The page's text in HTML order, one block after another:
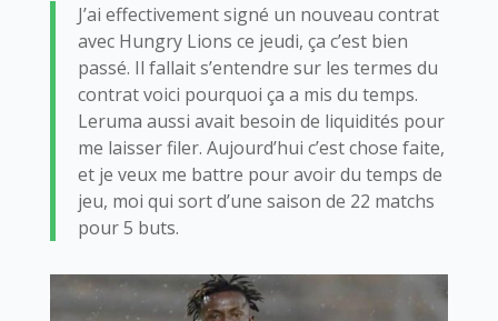
J’ai effectivement signé un nouveau contrat
avec Hungry Lions ce jeudi, ça c’est bien
passé. Il fallait s’entendre sur les termes du
contrat voici pourquoi ça a mis du temps.
Leruma aussi avait besoin de liquidités pour
me laisser filer. Aujourd’hui c’est chose faite,
et je veux me battre pour avoir du temps de
jeu, moi qui sort d’une saison de 22 matchs
pour 5 buts.